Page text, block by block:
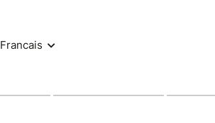
Francais